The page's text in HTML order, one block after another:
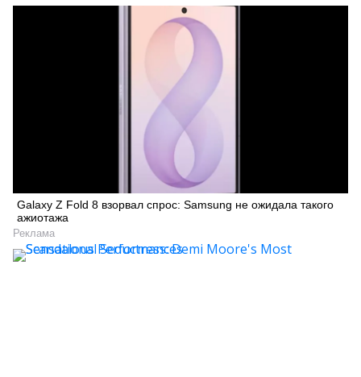
Galaxy Z Fold 8 взорвал спрос: Samsung не ожидала такого
ажиотажа
Реклама